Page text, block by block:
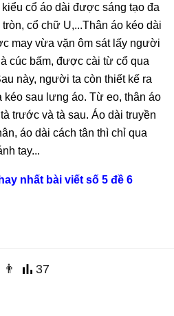
cổ áo dài được sáng tạo đa
cổ chữ U,...Thân áo kéo dài
may vừa vặn ôm sát lấy người
cúc bấm, được cài từ cổ qua
này, người ta còn thiết kế ra
kéo sau lưng áo. Từ eo, thân áo
trước và tà sau. Áo dài truyền
áo dài cách tân thì chỉ qua
tay...
nhất bài viết số 5 đề 6
👨 37